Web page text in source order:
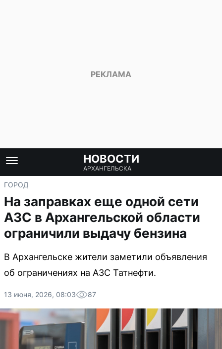
НОВОСТИ
АРХАНГЕЛЬСКА
ГОРОД
На заправках еще одной сети
АЗС в Архангельской области
ограничили выдачу бензина
В Архангельске жители заметили объявления
об ограничениях на АЗС Татнефти.
13 июня, 2026, 08:03 87